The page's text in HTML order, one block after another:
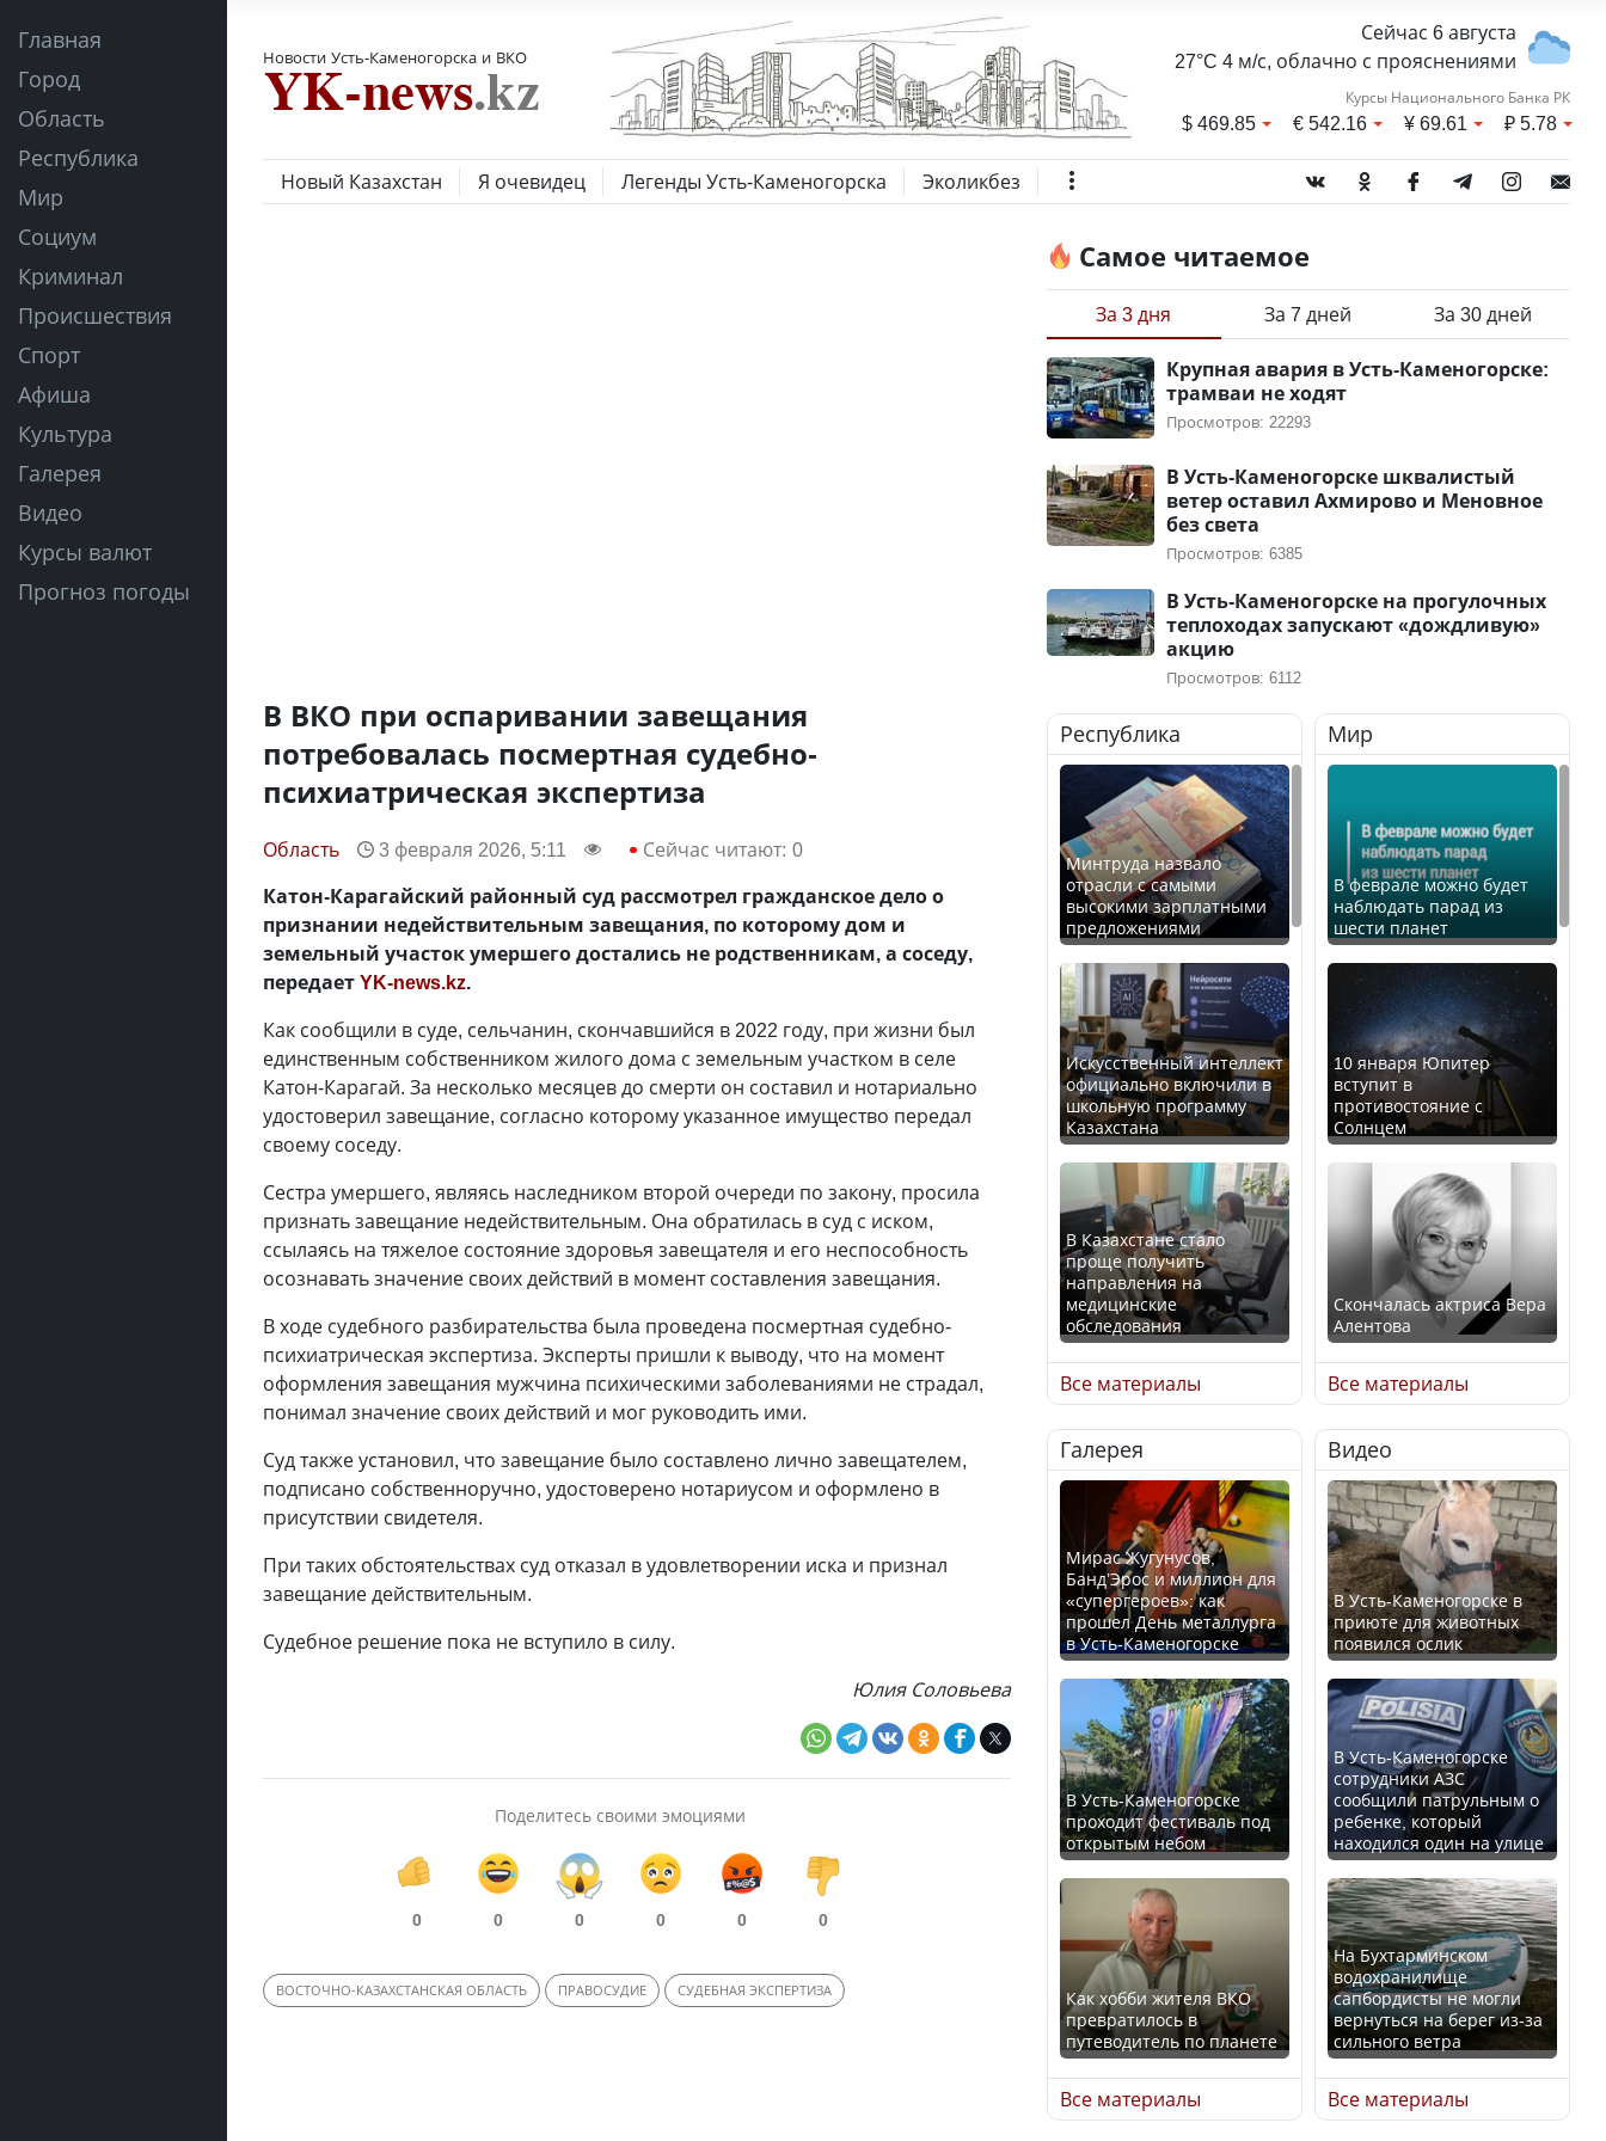
Главная
Город
Область
Республика
Мир
Социум
Криминал
Происшествия
Спорт
Афиша
Культура
Галерея
Видео
Курсы валют
Прогноз погоды
Новости Усть-Каменогорска и ВКО
Сейчас 6 августа
27°C 4 м/с, облачно с прояснениями
Курсы Национального Банка РК
$469.85 €542.16 ¥69.61 ₽5.78
Новый Казахстан Я очевидец Легенды Усть-Каменогорска Эколикбез
В ВКО при оспаривании завещания
потребовалась посмертная судебно-
психиатрическая экспертиза
Область 3 февраля 2026, 5:11 Сейчас читают: 0
Катон-Карагайский районный суд рассмотрел гражданское дело о
признании недействительным завещания, по которому дом и
земельный участок умершего достались не родственникам, а соседу,
передаетYK-news.kz.
Как сообщили в суде, сельчанин, скончавшийся в 2022 году, при жизни был
единственным собственником жилого дома с земельным участком в селе
Катон-Карагай. За несколько месяцев до смерти он составил и нотариально
удостоверил завещание, согласно которому указанное имущество передал
своему соседу.
Сестра умершего, являясь наследником второй очереди по закону, просила
признать завещание недействительным. Она обратилась в суд с иском,
ссылаясь на тяжелое состояние здоровья завещателя и его неспособность
осознавать значение своих действий в момент составления завещания.
В ходе судебного разбирательства была проведена посмертная судебно-
психиатрическая экспертиза. Эксперты пришли к выводу, что на момент
оформления завещания мужчина психическими заболеваниями не страдал,
понимал значение своих действий и мог руководить ими.
Суд также установил, что завещание было составлено лично завещателем,
подписано собственноручно, удостоверено нотариусом и оформлено в
присутствии свидетеля.
При таких обстоятельствах суд отказал в удовлетворении иска и признал
завещание действительным.
Судебное решение пока не вступило в силу.
Юлия Соловьева
Поделитесь своими эмоциями
0 0 0 0 0 0
ВОСТОЧНО-КАЗАХСТАНСКАЯ ОБЛАСТЬ ПРАВОСУДИЕ СУДЕБНАЯ ЭКСПЕРТИЗА
Самое читаемое
За 3 дня За 7 дней За 30 дней
Крупная авария в Усть-Каменогорске:
трамваи не ходят
Просмотров: 22293
В Усть-Каменогорске шквалистый
ветер оставил Ахмирово и Меновное
без света
Просмотров: 6385
В Усть-Каменогорске на прогулочных
теплоходах запускают «дождливую»
акцию
Просмотров: 6112
Республика
Минтруда назвало
отрасли с самыми
высокими зарплатными
предложениями
Искусственный интеллект
официально включили в
школьную программу
Казахстана
В Казахстане стало
проще получить
направления на
медицинские
обследования
Қазақстан Орталық Азия
елдері арасында әл-ауқат
индексінде көш бастады
Казахстан возглавил
рейтинг благополучия
среди стран Центральной
Азии
Будут ли представлены
интересы регионов в
Курултае?
Ең төменгі жалақы,
алимент, экология: жеті
партия сайлаушылармен
нені талқылап жатыр?
Все материалы
Мир
В феврале можно будет
наблюдать парад из
шести планет
10 января Юпитер
вступит в
противостояние с
Солнцем
Скончалась актриса Вера
Алентова
В РФ вынесен заочный
приговор по уголовному
делу об убийстве Игоря
Талькова
В России введены
дополнительные
ограничения для
казахстанских прав
Трамп официально
вступил в должность
президента США
Луну признали объектом
культурного наследия,
находящегося под
угрозой исчезновения
Все материалы
Галерея
Мирас Жугунусов,
Банд’Эрос и миллион для
«супергероев»: как
прошел День металлурга
в Усть-Каменогорске
В Усть-Каменогорске
проходит фестиваль под
открытым небом
Как хобби жителя ВКО
превратилось в
путеводитель по планете
Все материалы
Видео
В Усть-Каменогорске в
приюте для животных
появился ослик
В Усть-Каменогорске
сотрудники АЗС
сообщили патрульным о
ребенке, который
находился один на улице
На Бухтарминском
водохранилище
сапбордисты не могли
вернуться на берег из-за
сильного ветра
Все материалы